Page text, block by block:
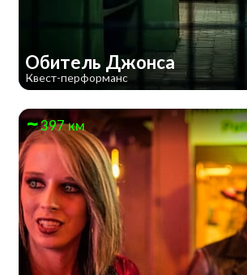
Обитель Джонса
Квест-перформанс
397 км